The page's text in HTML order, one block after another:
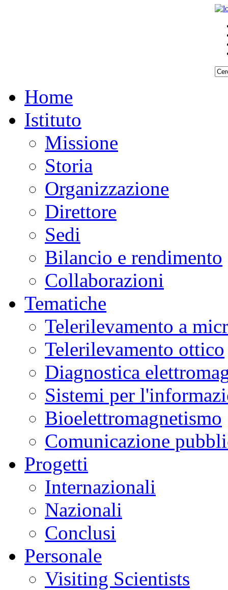
Home
Istituto
Missione
Storia
Organizzazione
Direttore
Sedi
Bilancio e rendimento
Collaborazioni
Tematiche
Telerilevamento a
Telerilevamento ottico
Diagnostica
Sistemi per
Bioelettromagnetismo
Comunicazione
Progetti
Internazionali
Nazionali
Conclusi
Personale
Visiting Scientists